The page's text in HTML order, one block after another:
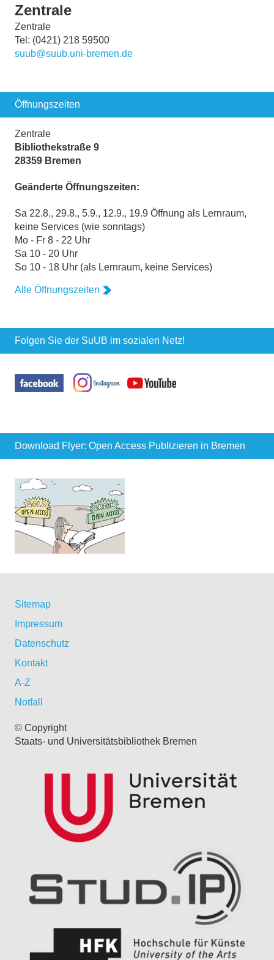
Zentrale
Zentrale
Tel: (0421) 218 59500
suub@suub.uni-bremen.de
Öffnungszeiten
Zentrale
Bibliothekstraße 9
28359 Bremen
Geänderte Öffnungszeiten:
Sa 22.8., 29.8., 5.9., 12.9., 19.9 Öffnung als Lernraum,
keine Services (wie sonntags)
Mo - Fr 8 - 22 Uhr
Sa 10 - 20 Uhr
So 10 - 18 Uhr (als Lernraum, keine Services)
Alle Öffnungszeiten
Folgen Sie der SuUB im sozialen Netz!
Download Flyer: Open Access Publizieren in Bremen
Sitemap
Impressum
Datenschutz
Kontakt
A-Z
Notfall
© Copyright
Staats- und Universitätsbibliothek Bremen